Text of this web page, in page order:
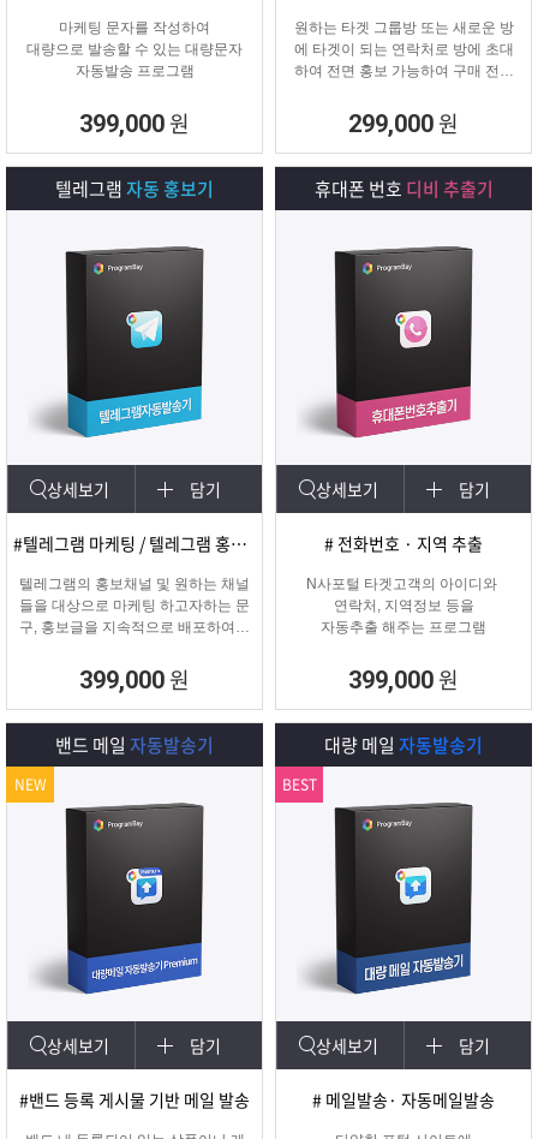
마케팅 문자를 작성하여
대량으로 발송할 수 있는 대량문자
자동발송 프로그램
399,000 원
원하는 타겟 그룹방 또는 새로운 방
에 타겟이 되는 연락처로 방에 초대
하여 전면 홍보 가능하여 구매 전환
299,000 원
텔레그램자동 홍보기
상세보기 담기
#텔레그램 마케팅 / 텔레그램 홍보글 발송
텔레그램의 홍보채널 및 원하는 채널
들을 대상으로 마케팅 하고자하는 문
구, 홍보글을 지속적으로 배포하여주
399,000 원
휴대폰 번호 디비 추출기
상세보기 담기
# 전화번호 · 지역 추출
N사포털 타겟고객의 아이디와
연락처, 지역정보 등을
자동추출 해주는 프로그램
399,000 원
밴드 메일 자동발송기
상세보기 담기
#밴드 등록 게시물 기반 메일 발송
NEW
대량 메일 자동발송기
상세보기 담기
# 메일발송· 자동메일발송
BEST